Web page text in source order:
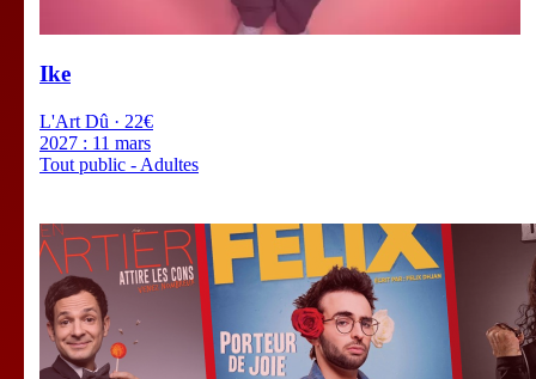
Ike
L'Art Dû · 22€
2027 : 11 mars
Tout public - Adultes